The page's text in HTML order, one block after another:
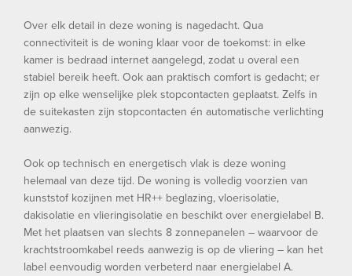
Over elk detail in deze woning is nagedacht. Qua
connectiviteit is de woning klaar voor de toekomst: in elke
kamer is bedraad internet aangelegd, zodat u overal een
stabiel bereik heeft. Ook aan praktisch comfort is gedacht; er
zijn op elke wenselijke plek stopcontacten geplaatst. Zelfs in
de suitekasten zijn stopcontacten én automatische verlichting
aanwezig.
Ook op technisch en energetisch vlak is deze woning
helemaal van deze tijd. De woning is volledig voorzien van
kunststof kozijnen met HR++ beglazing, vloerisolatie,
dakisolatie en vlieringisolatie en beschikt over energielabel B.
Met het plaatsen van slechts 8 zonnepanelen – waarvoor de
krachtstroomkabel reeds aanwezig is op de vliering – kan het
label eenvoudig worden verbeterd naar energielabel A.